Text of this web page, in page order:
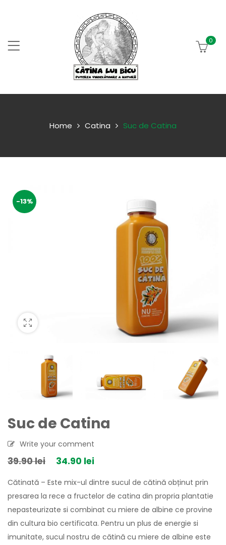
0
Home Catina Suc de Catina
-13%
Suc de Catina
Write your comment
39.90lei 34.90 lei
Cătinată – Este mix-ul dintre sucul de cătină obținut prin
presarea la rece a fructelor de catina din propria plantatie
nepasteurizate si combinat cu miere de albine ce provine
din cultura bio certificata. Pentru un plus de energie si
imunitate, sucul nostru de cătină cu miere de albine este